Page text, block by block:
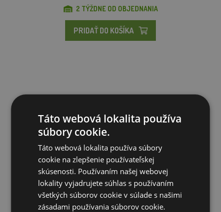
2 TÝŽDNE OD OBJEDNANIA
PRIDAŤ DO KOŠÍKA
Lis na syr 12x12
Táto webová lokalita používa
súbory cookie.
Táto webová lokalita používa súbory
cookie na zlepšenie používateľskej
skúsenosti. Používaním našej webovej
lokality vyjadrujete súhlas s používaním
všetkých súborov cookie v súlade s našimi
zásadami používania súborov cookie.